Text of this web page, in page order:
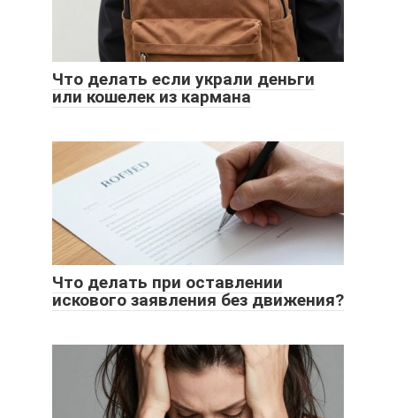
Что делать если украли деньги
или кошелек из кармана
Что делать при оставлении
искового заявления без движения?